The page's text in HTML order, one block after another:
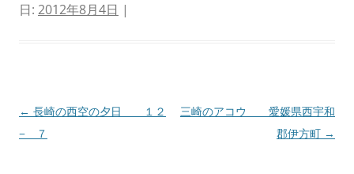
日: 2012年8月4日 |
投
稿
← 長崎の西空の夕日 １２
− ７
三崎のアコウ 愛媛県西宇和
郡伊方町 →